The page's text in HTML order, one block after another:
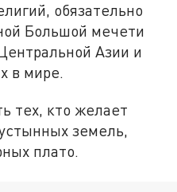
обязательно
Большой мечети
Азии и
в мире.
тех, кто желает
земель,
плато.